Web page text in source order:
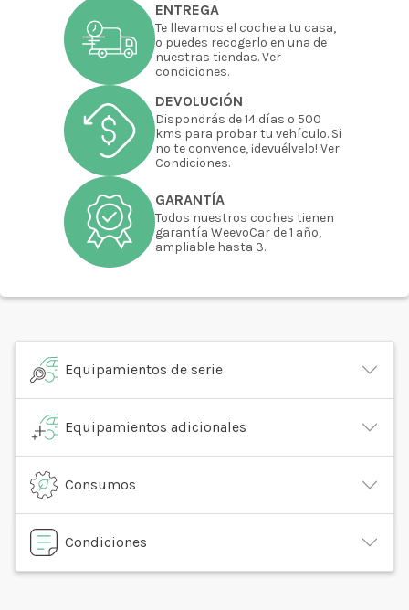
ENTREGA
Te llevamos el coche a tu casa,
o puedes recogerlo en una de
nuestras tiendas. Ver
condiciones.
DEVOLUCIÓN
Dispondrás de 14 días o 500
kms para probar tu vehículo. Si
no te convence, ¡devuélvelo! Ver
Condiciones.
GARANTÍA
Todos nuestros coches tienen
garantía WeevoCar de 1 año,
ampliable hasta 3.
Equipamientos de serie
Equipamientos adicionales
Consumos
Condiciones